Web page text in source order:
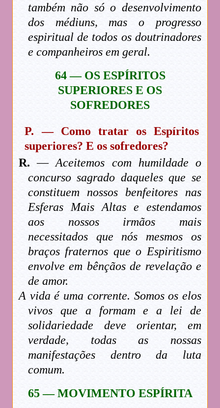
também não só o desenvolvimento
dos médiuns, mas o progresso
espiritual de todos os doutrinadores
e companheiros em geral.
64 — OS ESPÍRITOS
SUPERIORES E OS
SOFREDORES
P. — Como tratar os Espíritos
superiores? E os sofredores?
R.—Aceitemos com humildade o
concurso sagrado daqueles que se
constituem nossos benfeitores nas
Esferas Mais Altas e estendamos
aos nossos irmãos mais
necessitados que nós mesmos os
braços fraternos que o Espiritismo
envolve em bênçãos de revelação e
de amor.
A vida é uma corrente. Somos os elos
vivos que a formam e a lei de
solidariedade deve orientar, em
verdade, todas as nossas
manifestações dentro da luta
comum.
65 — MOVIMENTO ESPÍRITA